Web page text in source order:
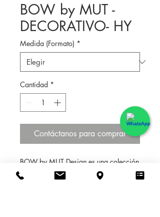
BOW by MUT -
DECORATIVO- HY
Medida (Formato) *
Cantidad *
Contáctanos para comprar
BOW by MUT Design es una colección
inspirada por las típicas estructuras y